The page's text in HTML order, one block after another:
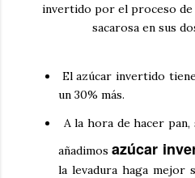
invertido por el proceso de
sacarosa en sus
El azúcar invertido
un 30% más.
A la hora de hacer pan,
añadimosazúcar
la levadura haga mejor